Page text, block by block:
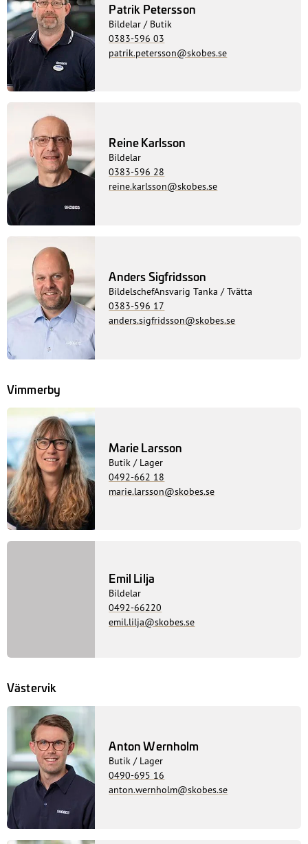
Patrik Petersson
Bildelar / Butik
0383-596 03
patrik.petersson@skobes.se
Reine Karlsson
Bildelar
0383-596 28
reine.karlsson@skobes.se
Anders Sigfridsson
BildelschefAnsvarig Tanka / Tvätta
0383-596 17
anders.sigfridsson@skobes.se
Vimmerby
Marie Larsson
Butik / Lager
0492-662 18
marie.larsson@skobes.se
Emil Lilja
Bildelar
0492-66220
emil.lilja@skobes.se
Västervik
Anton Wernholm
Butik / Lager
0490-695 16
anton.wernholm@skobes.se